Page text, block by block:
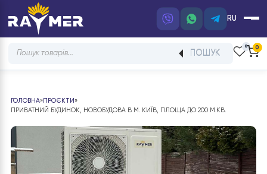
RU
Products
ПОШУК
ГОЛОВНА»ПРОЄКТИ »